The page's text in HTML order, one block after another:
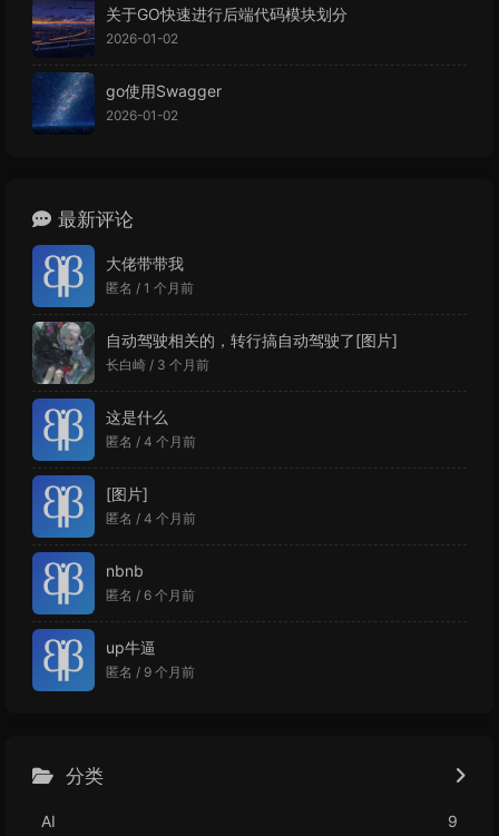
关于GO快速进行后端代码模块划分
2026-01-02
go使用Swagger
2026-01-02
最新评论
大佬带带我
匿名 / 1 个月前
自动驾驶相关的，转行搞自动驾驶了[图片]
长白崎 / 3 个月前
这是什么
匿名 / 4 个月前
[图片]
匿名 / 4 个月前
nbnb
匿名 / 6 个月前
up牛逼
匿名 / 9 个月前
分类
AI
9